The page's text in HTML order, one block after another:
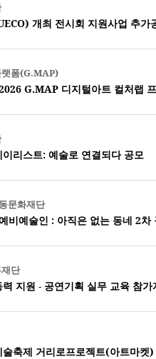
개최 전시회 지원사업 추가
폼(G.MAP)
G.MAP 디지털아트 컬처랩
리스트: 예술로 연결되다 공모
문화재단
비예술인 : 아직은 없는 동네 2차
단
지원 - 공연기획 실무 교육 참가
축제 거리로프로젝트(아트마켓